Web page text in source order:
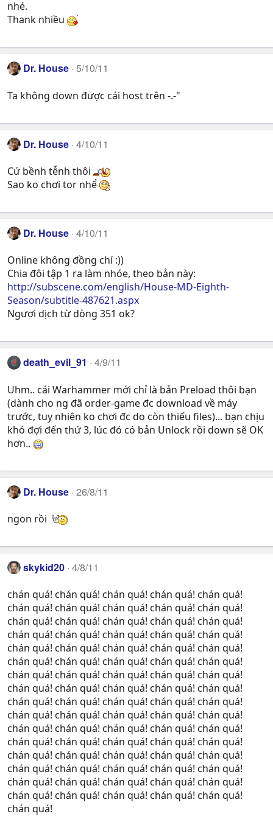
nhé.
Thank nhiều
Dr. House 5/10/11
Ta không down được cái host trên -.-"
Dr. House 4/10/11
Cứ bềnh tễnh thôi
Sao ko chơi tor nhể
Dr. House 4/10/11
Online không đồng chí :))
Chia đôi tập 1 ra làm nhóe, theo bản này:
http://subscene.com/english/House-MD-Eighth-
Season/subtitle-487621.aspx
Ngươi dịch từ dòng 351 ok?
death_evil_91 4/9/11
Uhm.. cái Warhammer mới chỉ là bản Preload thôi bạn
(dành cho ng đã order-game đc download về máy
trước, tuy nhiên ko chơi đc do còn thiếu files)... bạn chịu
khó đợi đến thứ 3, lúc đó có bản Unlock rồi down sẽ OK
hơn..
Dr. House 26/8/11
ngon rồi
skykid20 4/8/11
chán quá! chán quá! chán quá! chán quá! chán quá!
chán quá! chán quá! chán quá! chán quá! chán quá!
chán quá! chán quá! chán quá! chán quá! chán quá!
chán quá! chán quá! chán quá! chán quá! chán quá!
chán quá! chán quá! chán quá! chán quá! chán quá!
chán quá! chán quá! chán quá! chán quá! chán quá!
chán quá! chán quá! chán quá! chán quá! chán quá!
chán quá! chán quá! chán quá! chán quá! chán quá!
chán quá! chán quá! chán quá! chán quá! chán quá!
chán quá! chán quá! chán quá! chán quá! chán quá!
chán quá! chán quá! chán quá! chán quá! chán quá!
chán quá! chán quá! chán quá! chán quá! chán quá!
chán quá! chán quá! chán quá! chán quá! chán quá!
chán quá! chán quá! chán quá! chán quá! chán quá!
chán quá! chán quá! chán quá! chán quá! chán quá!
chán quá! chán quá! chán quá! chán quá! chán quá!
chán quá!